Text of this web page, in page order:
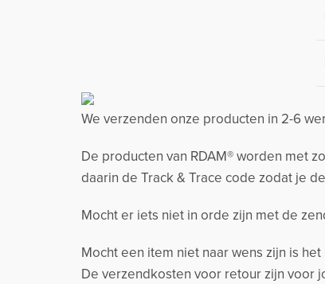
We verzenden onze producten in 2-6
De producten van RDAM® worden met
daarin de Track & Trace code zodat je
Mocht er iets niet in orde zijn met de
Mocht een item niet naar wens zijn is
De verzendkosten voor retour zijn voor